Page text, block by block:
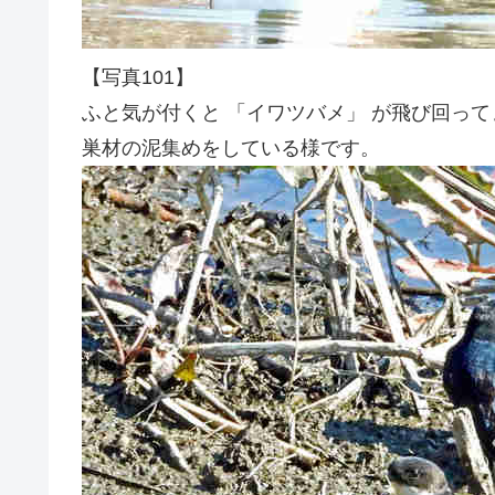
【写真101】
ふと気が付くと 「イワツバメ」 が飛び回っ
巣材の泥集めをしている様です。